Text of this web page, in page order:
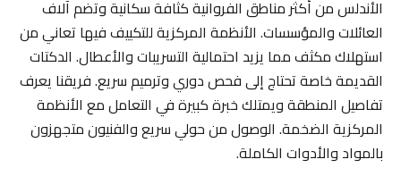
الأندلس من أكثر مناطق الفروانية كثافة سكانية وتضم آلاف
العائلات والمؤسسات. الأنظمة المركزية للتكييف فيها تعاني من
استهلاك مكثف مما يزيد احتمالية التسريبات والأعطال. الدكتات
القديمة خاصة تحتاج إلى فحص دوري وترميم سريع. فريقنا يعرف
تفاصيل المنطقة ويمتلك خبرة كبيرة في التعامل مع الأنظمة
المركزية الضخمة. الوصول من حولي سريع والفنيون متجهزون
بالمواد والأدوات الكاملة.